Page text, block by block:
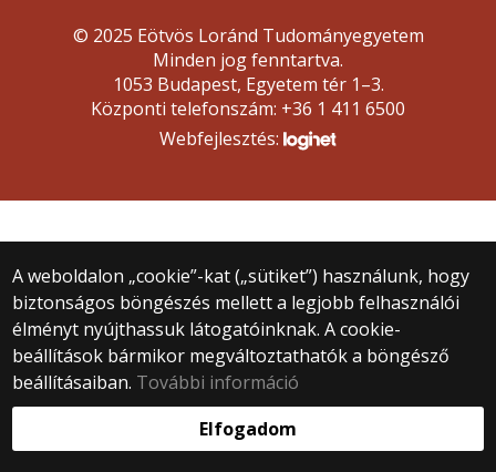
A weboldalon „cookie”-kat („sütiket”) használunk, hogy
biztonságos böngészés mellett a legjobb felhasználói
élményt nyújthassuk látogatóinknak. A cookie-
beállítások bármikor megváltoztathatók a böngésző
beállításaiban. További információ
Elfogadom
© 2025 Eötvös Loránd Tudományegyetem
Minden jog fenntartva.
1053 Budapest, Egyetem tér 1–3.
Központi telefonszám: +36 1 411 6500
Webfejlesztés: